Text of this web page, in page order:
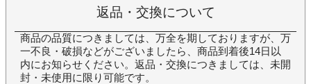
返品・交換について
商品の品質につきましては、万全を期しておりますが、万
一不良・破損などがございましたら、商品到着後14日以
内にお知らせください。返品・交換につきましては、未開
封・未使用に限り可能です。